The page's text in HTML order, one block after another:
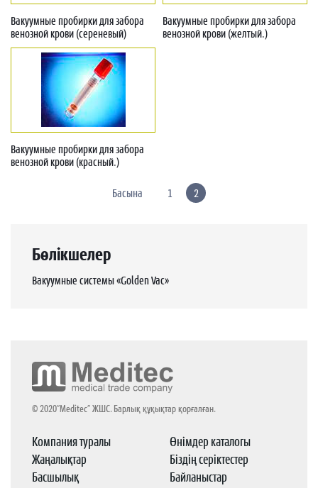
Вакуумные пробирки для забора
венозной крови (сереневый)
Вакуумные пробирки для забора
венозной крови (желтый.)
Вакуумные пробирки для забора
венозной крови (красный.)
Басына 1 2
Бөлікшелер
Вакуумные системы «Golden Vac»
© 2020”Meditec” ЖШС. Барлық құқықтар қорғалған.
Компания туралы
Жаңалықтар
Басшылық
Өнімдер каталогы
Біздің серіктестер
Байланыстар